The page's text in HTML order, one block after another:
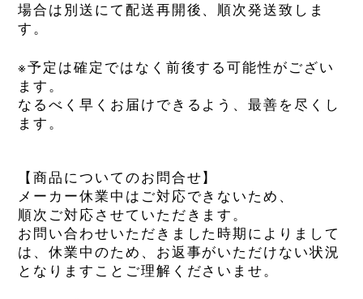
場合は別送にて配送再開後、順次発送致しま
す。
※予定は確定ではなく前後する可能性がござい
ます。
なるべく早くお届けできるよう、最善を尽くし
ます。
【商品についてのお問合せ】
メーカー休業中はご対応できないため、
順次ご対応させていただきます。
お問い合わせいただきました時期によりまして
は、休業中のため、お返事がいただけない状況
となりますことご理解くださいませ。